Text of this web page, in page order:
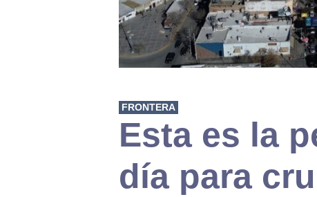
FRONTERA
Esta es la
día para